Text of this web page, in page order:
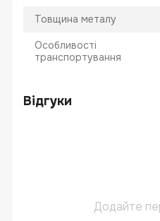
Товщина металу
Особливості
транспортування
Відгуки
Додайте